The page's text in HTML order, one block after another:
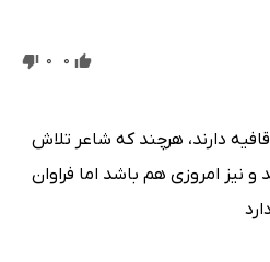
0
0
دارند، هرچند که شاعر تلاش
نیز امروزی هم باشد اما فراوان